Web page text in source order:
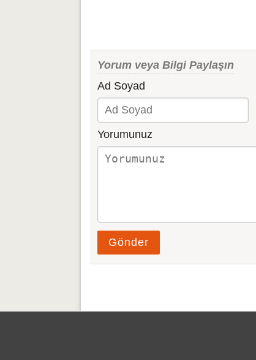
Yorum veya Bilgi Paylaşın
Ad Soyad
Yorumunuz
Gönder